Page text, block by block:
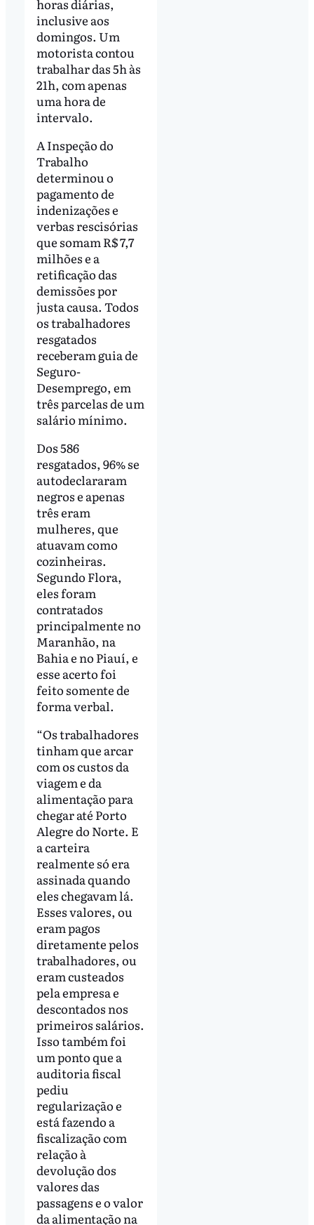
horas diárias,
inclusive aos
domingos. Um
motorista contou
trabalhar das 5h às
21h, com apenas
uma hora de
intervalo.
A Inspeção do
Trabalho
determinou o
pagamento de
indenizações e
verbas rescisórias
que somam R$ 7,7
milhões e a
retificação das
demissões por
justa causa. Todos
os trabalhadores
resgatados
receberam guia de
Seguro-
Desemprego, em
três parcelas de um
salário mínimo.
Dos 586
resgatados, 96% se
autodeclararam
negros e apenas
três eram
mulheres, que
atuavam como
cozinheiras.
Segundo Flora,
eles foram
contratados
principalmente no
Maranhão, na
Bahia e no Piauí, e
esse acerto foi
feito somente de
forma verbal.
“Os trabalhadores
tinham que arcar
com os custos da
viagem e da
alimentação para
chegar até Porto
Alegre do Norte. E
a carteira
realmente só era
assinada quando
eles chegavam lá.
Esses valores, ou
eram pagos
diretamente pelos
trabalhadores, ou
eram custeados
pela empresa e
descontados nos
primeiros salários.
Isso também foi
um ponto que a
auditoria fiscal
pediu
regularização e
está fazendo a
fiscalização com
relação à
devolução dos
valores das
passagens e o valor
da alimentação na